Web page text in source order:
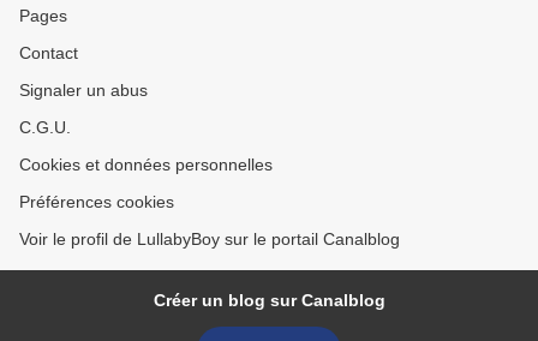
Pages
Contact
Signaler un abus
C.G.U.
Cookies et données personnelles
Préférences cookies
Voir le profil de LullabyBoy sur le portail Canalblog
Créer un blog sur Canalblog